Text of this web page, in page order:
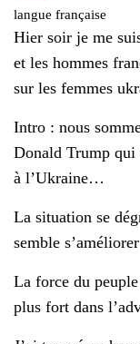
l
é
langue française
Hier soir je me
et les hommes
sur les femmes
Intro : nous
Donald Trump qui
à l’Ukraine…
La situation se
semble
La force du
plus fort dans